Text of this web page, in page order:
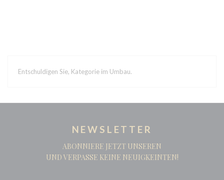
Entschuldigen Sie, Kategorie im Umbau.
NEWSLETTER
ABONNIERE JETZT UNSEREN
UND VERPASSE KEINE NEUIGKEINTEN!